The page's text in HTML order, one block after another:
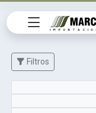
Filtros